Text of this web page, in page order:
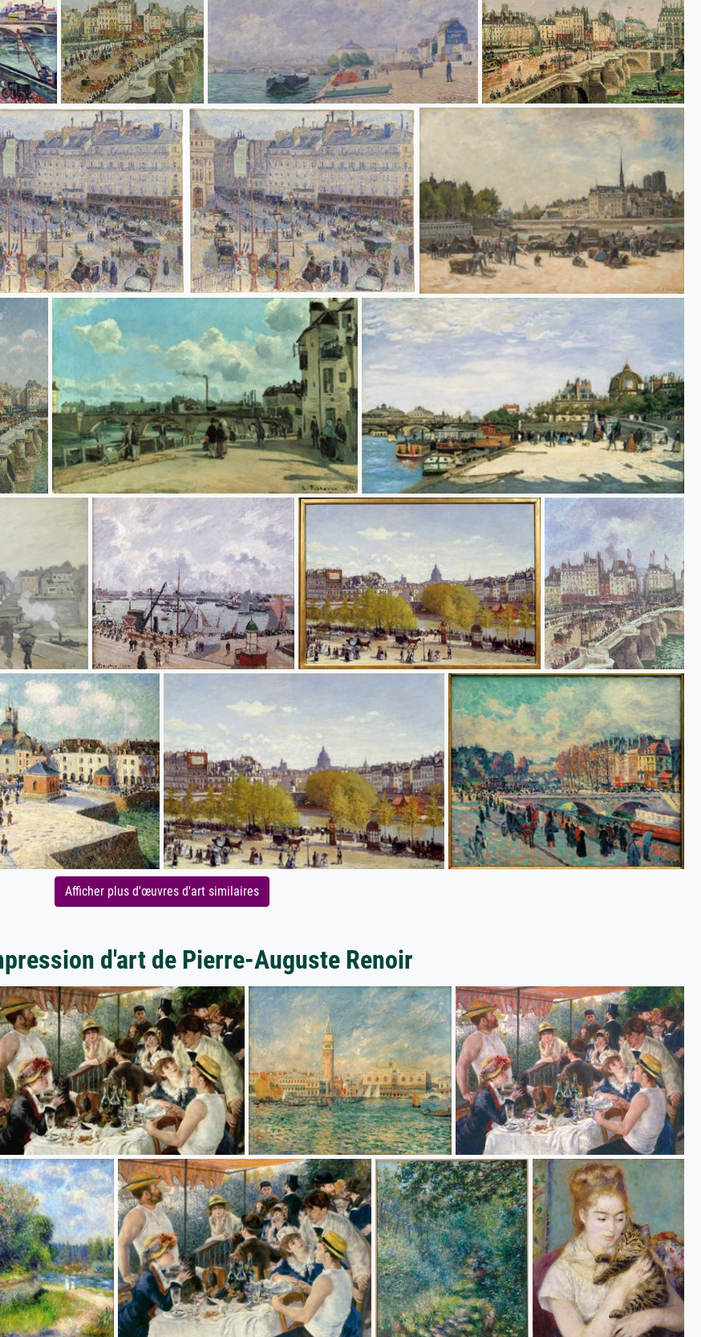
Afficher plus d'œuvres d'art similaires
d'art de Pierre-Auguste Renoir